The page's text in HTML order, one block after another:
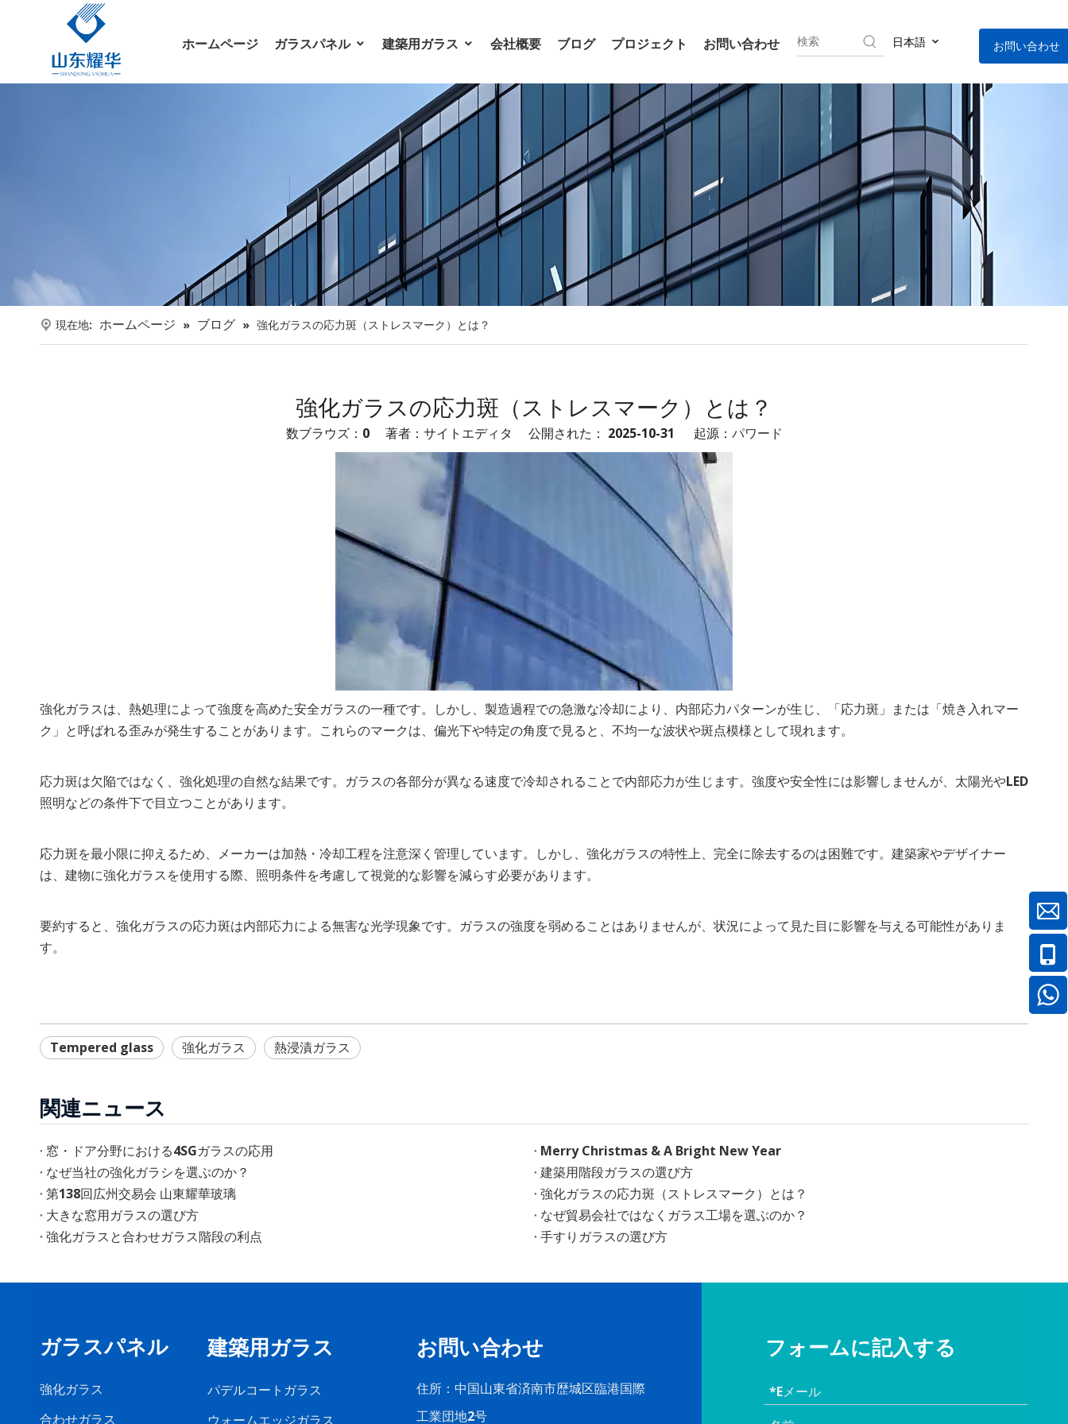
ホームページ ガラスパネル 建築用ガラス 会社概要 ブログ プロジェクト お問い合わせ 日本語 お問い合わせ
現在地: ホームページ » ブログ » 強化ガラスの応力斑（ストレスマーク）とは？
強化ガラスの応力斑（ストレスマーク）とは？
数ブラウズ： 0著者：サイトエディタ 公開された： 2025-10-31 起源： パワード
強化ガラスは、熱処理によって強度を高めた安全ガラスの一種です。しかし、製造過程での急激な冷却により、内部応力パターンが生じ、「応力斑」または「焼き入れマー
ク」と呼ばれる歪みが発生することがあります。これらのマークは、偏光下や特定の角度で見ると、不均一な波状や斑点模様として現れます。
応力斑は欠陥ではなく、強化処理の自然な結果です。ガラスの各部分が異なる速度で冷却されることで内部応力が生じます。強度や安全性には影響しませんが、太陽光やLED
照明などの条件下で目立つことがあります。
応力斑を最小限に抑えるため、メーカーは加熱・冷却工程を注意深く管理しています。しかし、強化ガラスの特性上、完全に除去するのは困難です。建築家やデザイナー
は、建物に強化ガラスを使用する際、照明条件を考慮して視覚的な影響を減らす必要があります。
要約すると、強化ガラスの応力斑は内部応力による無害な光学現象です。ガラスの強度を弱めることはありませんが、状況によって見た目に影響を与える可能性がありま
す。
Tempered glass 強化ガラス 熱浸漬ガラス
関連ニュース
窓・ドア分野における4SGガラスの応用
Merry Christmas & A Bright New Year
なぜ当社の強化ガラシを選ぶのか？
建築用階段ガラスの選び方
第138回広州交易会 山東耀華玻璃
強化ガラスの応力斑（ストレスマーク）とは？
大きな窓用ガラスの選び方
なぜ貿易会社ではなくガラス工場を選ぶのか？
強化ガラスと合わせガラス階段の利点
手すりガラスの選び方
ガラスパネル
強化ガラス
合わせガラス
建築用ガラス
パデルコートガラス
ウォームエッジガラス
お問い合わせ
住所：中国山東省済南市歴城区臨港国際
工業団地2号
フォームに記入する